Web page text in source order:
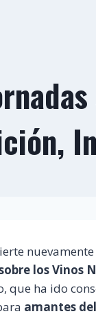
los Vinos
que ha ido
amantes